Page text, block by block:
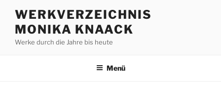
Inhalt
springen
WERKVERZEICHNIS
MONIKA KNAACK
Werke durch die Jahre bis heute
Menü